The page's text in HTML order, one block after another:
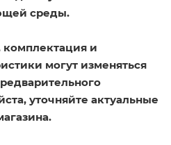
среды.
и
могут изменяться
уточняйте актуальные